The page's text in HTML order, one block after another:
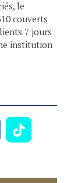
le
couverts
7 jours
institution